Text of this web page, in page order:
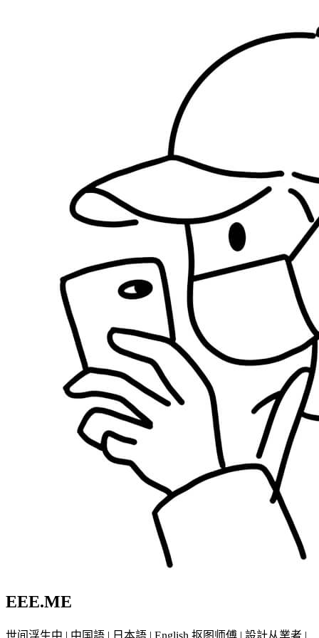
EEE.ME
世间浮生中 | 中国語 | 日本語 | English 抠图师傅 | 設計从業者 |